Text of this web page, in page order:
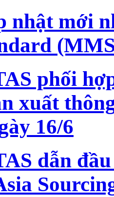
nhật mới
phối
xuất
16/6
dẫn